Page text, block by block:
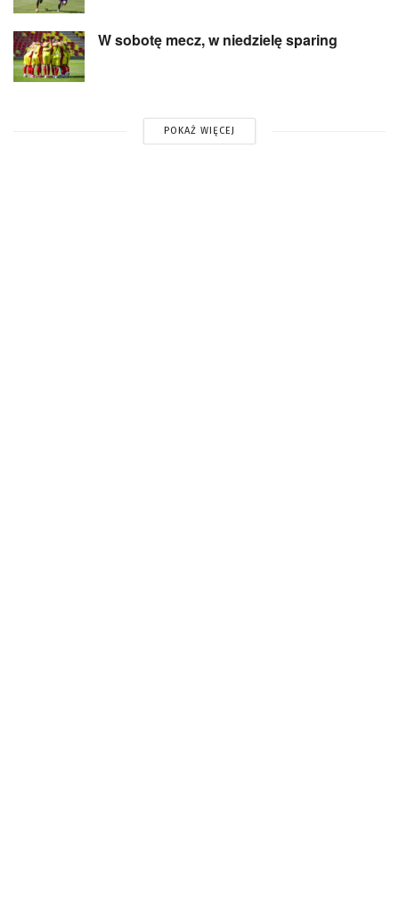
W sobotę mecz, w niedzielę sparing
POKAŻ WIĘCEJ